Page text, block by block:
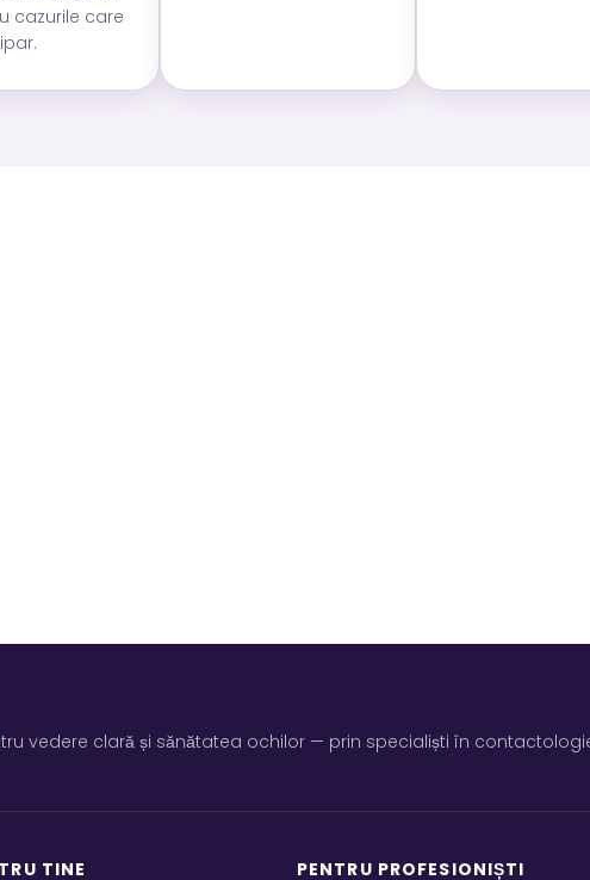
cazurile care
vedere clară și sănătatea ochilor — prin specialiști în
TINE PENTRU PROFESIONIȘTI